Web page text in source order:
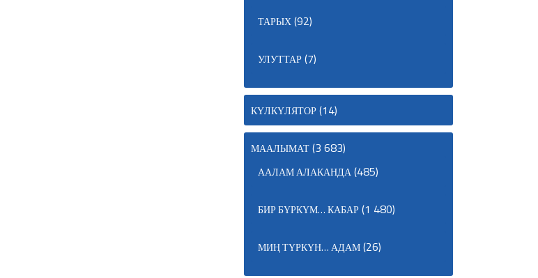
ТАРЫХ(92)
УЛУТТАР(7)
КҮЛКҮЛЯТОР(14)
МААЛЫМАТ(3 683)
ААЛАМ АЛАКАНДА(485)
БИР БҮРКҮМ… КАБАР(1 480)
МИҢ ТҮРКҮН… АДАМ(26)